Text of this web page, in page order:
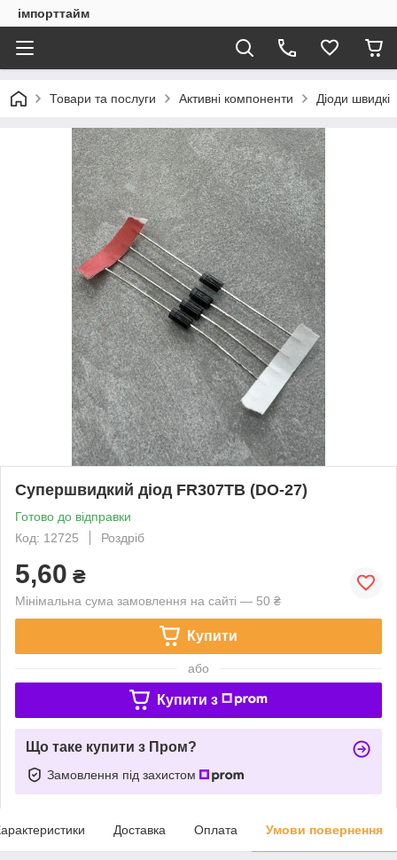
імпорттайм
Товари та послуги Активні компоненти Діоди швидкі
Супершвидкий діод FR307TB (DO-27)
Готово до відправки
Код: 12725
Роздріб
5,60 ₴
Мінімальна сума замовлення на сайті — 50 ₴
Купити
або
Купити з
Що таке купити з Пром?
Замовлення під захистом
Доставка Оплата Умови повернення